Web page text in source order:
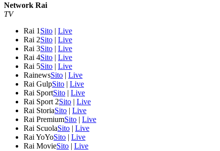
Network Rai
TV
Rai 1 Sito | Live
Rai 2Sito | Live
Rai 3Sito | Live
Rai 4Sito | Live
Rai 5Sito | Live
RainewsSito | Live
Rai GulpSito | Live
Rai SportSito | Live
Rai Sport 2Sito | Live
Rai StoriaSito | Live
Rai PremiumSito | Live
Rai ScuolaSito | Live
Rai YoYoSito | Live
Rai MovieSito | Live